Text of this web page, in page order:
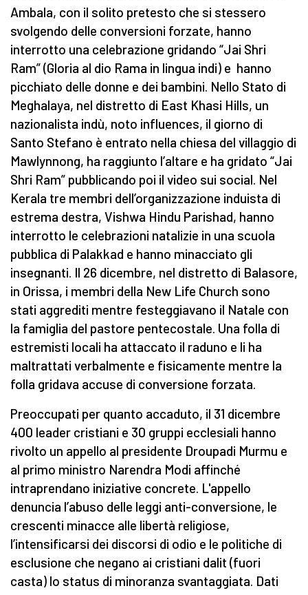
Ambala, con il solito pretesto che si stessero
svolgendo delle conversioni forzate, hanno
interrotto una celebrazione gridando “Jai Shri
Ram” (Gloria al dio Rama in lingua indi) e hanno
picchiato delle donne e dei bambini. Nello Stato di
Meghalaya, nel distretto di East Khasi Hills, un
nazionalista indù, noto influences, il giorno di
Santo Stefano è entrato nella chiesa del villaggio di
Mawlynnong, ha raggiunto l’altare e ha gridato “Jai
Shri Ram” pubblicando poi il video sui social. Nel
Kerala tre membri dell’organizzazione induista di
estrema destra, Vishwa Hindu Parishad, hanno
interrotto le celebrazioni natalizie in una scuola
pubblica di Palakkad e hanno minacciato gli
insegnanti. Il 26 dicembre, nel distretto di Balasore,
in Orissa, i membri della New Life Church sono
stati aggrediti mentre festeggiavano il Natale con
la famiglia del pastore pentecostale. Una folla di
estremisti locali ha attaccato il raduno e li ha
maltrattati verbalmente e fisicamente mentre la
folla gridava accuse di conversione forzata.
Preoccupati per quanto accaduto, il 31 dicembre
400 leader cristiani e 30 gruppi ecclesiali hanno
rivolto un appello al presidente Droupadi Murmu e
al primo ministro Narendra Modi affinché
intraprendano iniziative concrete. L'appello
denuncia l’abuso delle leggi anti-conversione, le
crescenti minacce alle libertà religiose,
l’intensificarsi dei discorsi di odio e le politiche di
esclusione che negano ai cristiani dalit (fuori
casta) lo status di minoranza svantaggiata. Dati